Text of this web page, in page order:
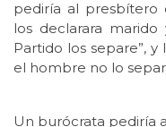
pediría al presbítero
los declarara
Partido los separe”,
el hombre no lo
Un burócrata pediría